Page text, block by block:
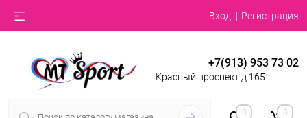
Вход Регистрация
+7(913) 953 73 02
Красный проспект д.165
0 0